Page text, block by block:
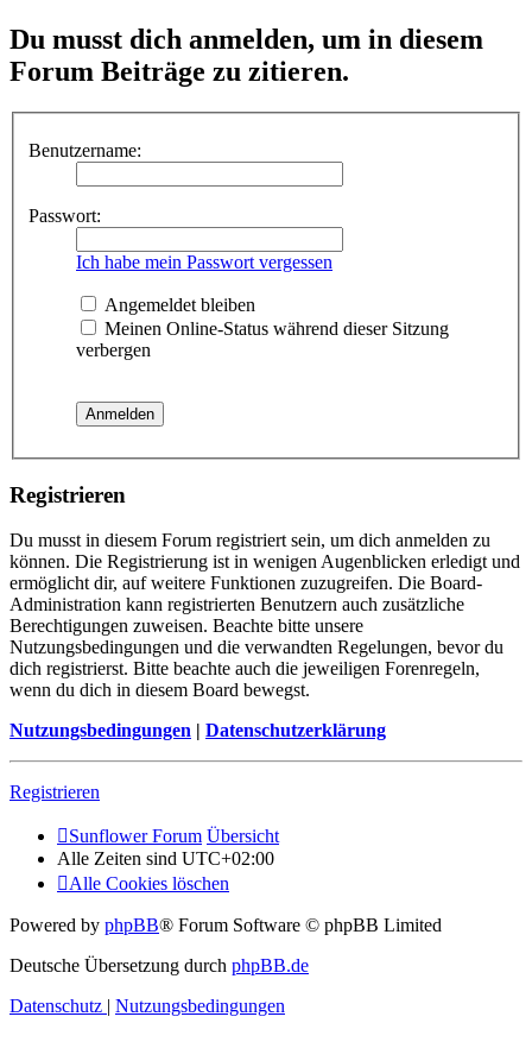
Du musst dich anmelden, um in diesem
Forum Beiträge zu zitieren.
Benutzername:
Passwort:
Ich habe mein Passwort vergessen
Angemeldet bleiben
Meinen Online-Status während dieser Sitzung
verbergen
Registrieren
Du musst in diesem Forum registriert sein, um dich anmelden zu
können. Die Registrierung ist in wenigen Augenblicken erledigt und
ermöglicht dir, auf weitere Funktionen zuzugreifen. Die Board-
Administration kann registrierten Benutzern auch zusätzliche
Berechtigungen zuweisen. Beachte bitte unsere
Nutzungsbedingungen und die verwandten Regelungen, bevor du
dich registrierst. Bitte beachte auch die jeweiligen Forenregeln,
wenn du dich in diesem Board bewegst.
Nutzungsbedingungen | Datenschutzerklärung
Registrieren
Sunflower Forum Übersicht
Alle Zeiten sind UTC+02:00
Alle Cookies löschen
Powered by phpBB® Forum Software © phpBB Limited
Deutsche Übersetzung durch phpBB.de
Datenschutz | Nutzungsbedingungen